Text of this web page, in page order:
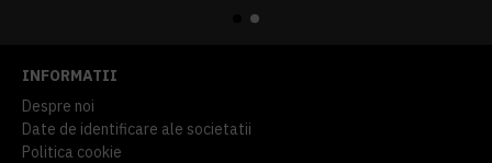
INFORMATII
Despre noi
Date de identificare ale societatii
Politica cookie